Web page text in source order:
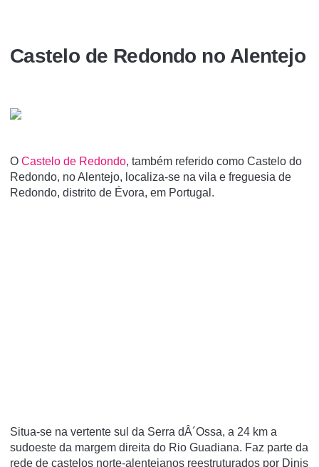
Castelo de Redondo no Alentejo
O Castelo de Redondo, também referido como Castelo do
Redondo, no Alentejo, localiza-se na vila e freguesia de
Redondo, distrito de Évora, em Portugal.
Situa-se na vertente sul da Serra dÂ´Ossa, a 24 km a
sudoeste da margem direita do Rio Guadiana. Faz parte da
rede de castelos norte-alentejanos reestruturados por Dinis